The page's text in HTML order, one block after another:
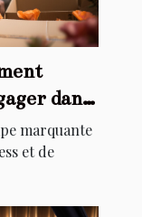
dans
marquante
et de